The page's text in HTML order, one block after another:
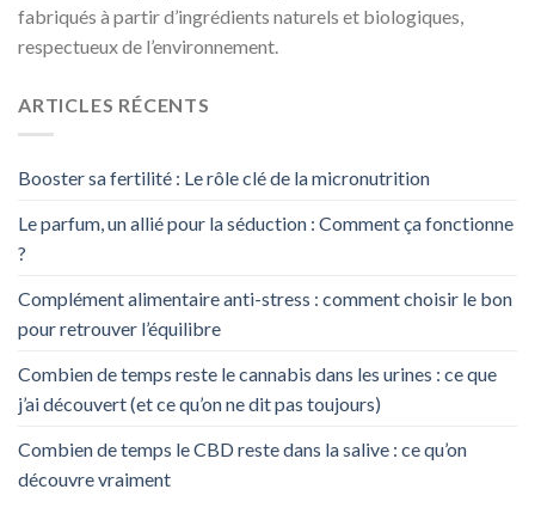
fabriqués à partir d’ingrédients naturels et biologiques,
respectueux de l’environnement.
ARTICLES RÉCENTS
Booster sa fertilité : Le rôle clé de la micronutrition
Le parfum, un allié pour la séduction : Comment ça fonctionne
?
Complément alimentaire anti-stress : comment choisir le bon
pour retrouver l’équilibre
Combien de temps reste le cannabis dans les urines : ce que
j’ai découvert (et ce qu’on ne dit pas toujours)
Combien de temps le CBD reste dans la salive : ce qu’on
découvre vraiment